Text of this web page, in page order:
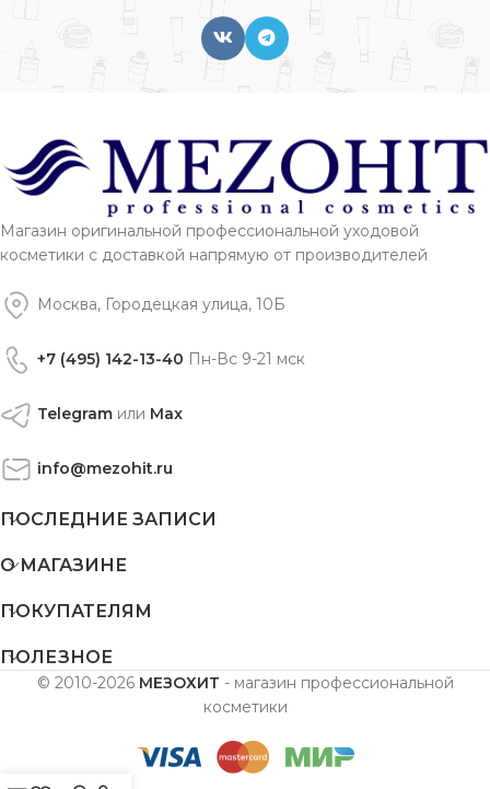
Магазин оригинальной профессиональной уходовой
косметики с доставкой напрямую от производителей
Москва, Городецкая улица, 10Б
+7 (495) 142-13-40 Пн-Вс 9-21 мск
Telegram или Max
info@mezohit.ru
ПОСЛЕДНИЕ ЗАПИСИ
О МАГАЗИНЕ
ПОКУПАТЕЛЯМ
ПОЛЕЗНОЕ
© 2010-2026 МЕЗОХИТ - магазин профессиональной
косметики